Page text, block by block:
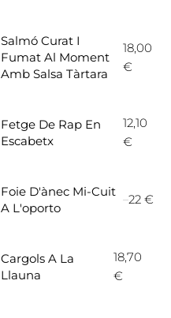
Salmó Curat I
Fumat Al Moment
Amb Salsa Tàrtara
18,00
€
Fetge De Rap En
Escabetx
12,10
€
Foie D'ànec Mi-Cuit
A L'oporto
22 €
Cargols A La
Llauna
18,70
€